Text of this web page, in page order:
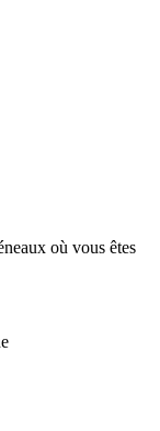
où vous êtes